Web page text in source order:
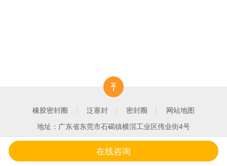
橡胶密封圈 泛塞封 密封圈 网站地图
地址：广东省东莞市石碣镇横滘工业区伟业街4号
产品中心 客户案例 关于我们
在线咨询